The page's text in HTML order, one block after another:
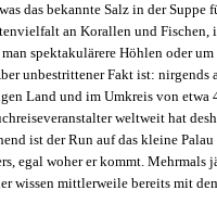
das bekannte Salz in der Suppe
an Korallen und Fischen,
spektakulärere Höhlen oder
unbestrittener Fakt ist: nirgends
Land und im Umkreis von etwa
weltweit hat
ist der Run auf das kleine
egal woher er kommt.
wissen mittlerweile bereits mit